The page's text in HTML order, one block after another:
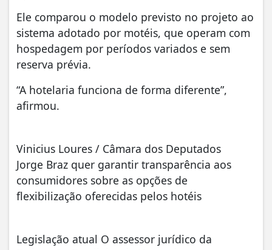
Ele comparou o modelo previsto no projeto ao
sistema adotado por motéis, que operam com
hospedagem por períodos variados e sem
reserva prévia.
“A hotelaria funciona de forma diferente”,
afirmou.
Vinicius Loures / Câmara dos Deputados
Jorge Braz quer garantir transparência aos
consumidores sobre as opções de
flexibilização oferecidas pelos hotéis
Legislação atual O assessor jurídico da